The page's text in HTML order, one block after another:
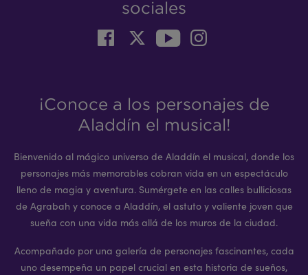
sociales
¡Conoce a los personajes de
Aladdín el musical!
Bienvenido al mágico universo de Aladdín el musical, donde los
personajes más memorables cobran vida en un espectáculo
lleno de magia y aventura. Sumérgete en las calles bulliciosas
de Agrabah y conoce a Aladdín, el astuto y valiente joven que
sueña con una vida más allá de los muros de la ciudad.
Acompañado por una galería de personajes fascinantes, cada
uno desempeña un papel crucial en esta historia de sueños,